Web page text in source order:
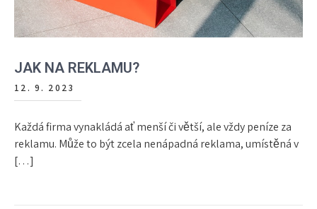
JAK NA REKLAMU?
12. 9. 2023
Každá firma vynakládá ať menší či větší, ale vždy peníze za
reklamu. Může to být zcela nenápadná reklama, umístěná v
[…]